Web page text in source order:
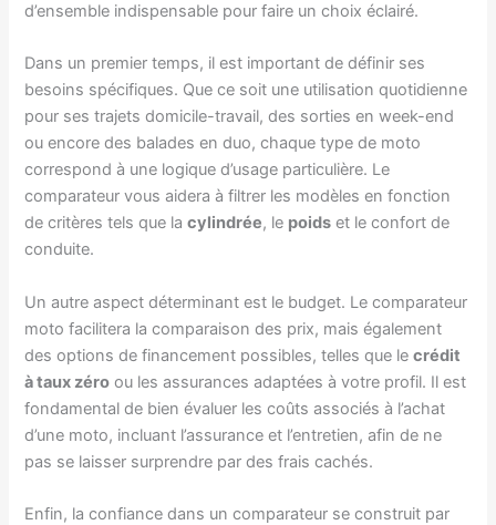
d’ensemble indispensable pour faire un choix éclairé.
Dans un premier temps, il est important de définir ses
besoins spécifiques. Que ce soit une utilisation quotidienne
pour ses trajets domicile-travail, des sorties en week-end
ou encore des balades en duo, chaque type de moto
correspond à une logique d’usage particulière. Le
comparateur vous aidera à filtrer les modèles en fonction
de critères tels que lacylindrée, le poids et le confort de
conduite.
Un autre aspect déterminant est le budget. Le comparateur
moto facilitera la comparaison des prix, mais également
des options de financement possibles, telles que lecrédit
à taux zéro ou les assurances adaptées à votre profil. Il est
fondamental de bien évaluer les coûts associés à l’achat
d’une moto, incluant l’assurance et l’entretien, afin de ne
pas se laisser surprendre par des frais cachés.
Enfin, la confiance dans un comparateur se construit par